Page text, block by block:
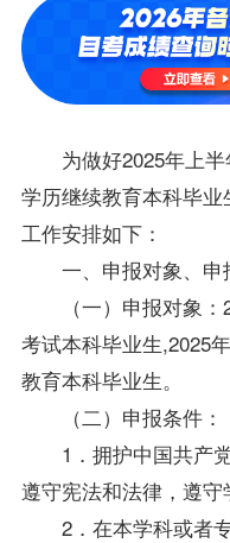
为做好2025年上
学历继续教育本科毕业
工作安排如下：
一、申报对象、
（一）申报对象
考试本科毕业生,2025
教育本科毕业生。
（二）申报条件：
1．拥护中国共产
遵守宪法和法律，遵守
2．在本学科或者